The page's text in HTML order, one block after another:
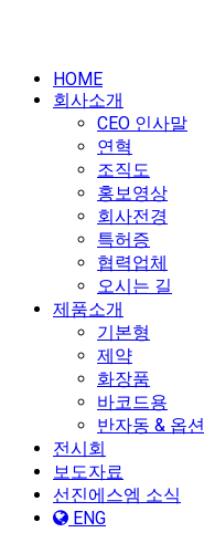
HOME
회사소개
CEO 인사말
연혁
조직도
홍보영상
회사전경
특허증
협력업체
오시는 길
제품소개
기본형
제약
화장품
바코드용
반자동 & 옵션
전시회
보도자료
선진에스엠 소식
ENG